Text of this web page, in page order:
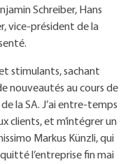
Schreiber, Hans
vice-président de la
stimulants, sachant
nouveautés au cours de
la SA. J’ai entre-temps
clients, et m’intégrer un
Markus Künzli, qui
l’entreprise fin mai